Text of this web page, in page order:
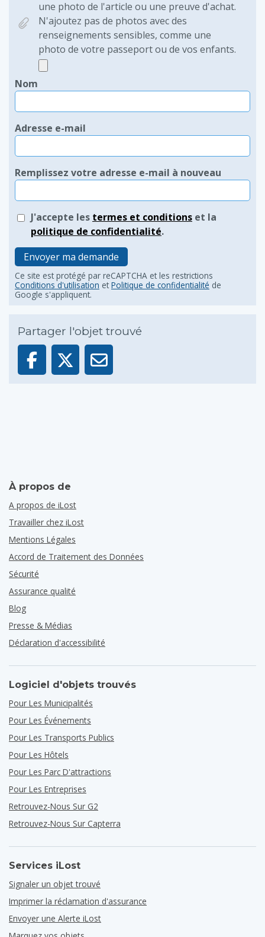
une photo de l'article ou une preuve d'achat.
N'ajoutez pas de photos avec des
renseignements sensibles, comme une
photo de votre passeport ou de vos enfants.
Nom
Adresse e-mail
Remplissez votre adresse e-mail à nouveau
J'accepte les termes et conditions et la
politique de confidentialité.
Envoyer ma demande
Ce site est protégé par reCAPTCHA et les restrictions
Conditions d'utilisation et Politique de confidentialité de
Google s'appliquent.
Partager l'objet trouvé
À propos de
A propos de iLost
Travailler chez iLost
Mentions Légales
Accord de Traitement des Données
Sécurité
Assurance qualité
Blog
Presse & Médias
Déclaration d'accessibilité
Logiciel d'objets trouvés
Pour Les Municipalités
Pour Les Événements
Pour Les Transports Publics
Pour Les Hôtels
Pour Les Parc D'attractions
Pour Les Entreprises
Retrouvez-Nous Sur G2
Retrouvez-Nous Sur Capterra
Services iLost
Signaler un objet trouvé
Imprimer la réclamation d'assurance
Envoyer une Alerte iLost